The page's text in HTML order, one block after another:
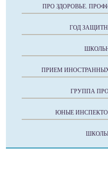
ПРО ЗДОРОВЬЕ.
ГОД
ПРИЕМ
ГРУППА
ЮНЫЕ